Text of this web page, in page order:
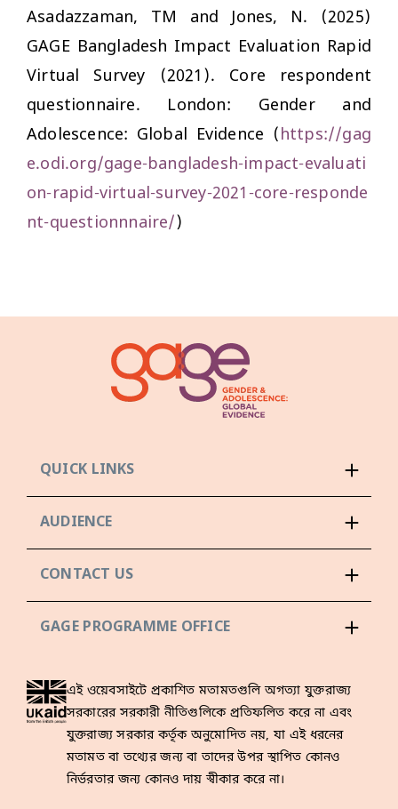
Asadazzaman, TM and Jones, N. (2025)
GAGE Bangladesh Impact Evaluation Rapid
Virtual Survey (2021). Core respondent
questionnaire. London: Gender and
Adolescence: Global Evidence (https://gag
e.odi.org/gage-bangladesh-impact-evaluati
on-rapid-virtual-survey-2021-core-responde
nt-questionnnaire/)
QUICK LINKS
AUDIENCE
CONTACT US
GAGE PROGRAMME OFFICE
এই ওয়েবসাইটে প্রকাশিত মতামতগুলি অগত্যা যুক্তরাজ্য
সরকারের সরকারী নীতিগুলিকে প্রতিফলিত করে না এবং
যুক্তরাজ্য সরকার কর্তৃক অনুমোদিত নয়, যা এই ধরনের
মতামত বা তথ্যের জন্য বা তাদের উপর স্থাপিত কোনও
নির্ভরতার জন্য কোনও দায় স্বীকার করে না।